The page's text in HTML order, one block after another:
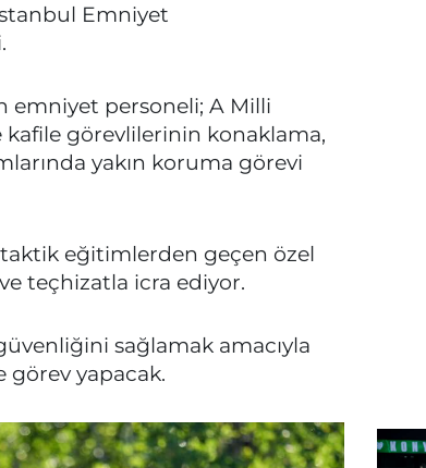
Emniyet
emniyet personeli; A Milli
kafile görevlilerinin konaklama,
yakın koruma görevi
eğitimlerden geçen özel
teçhizatla icra ediyor.
sağlamak amacıyla
yapacak.